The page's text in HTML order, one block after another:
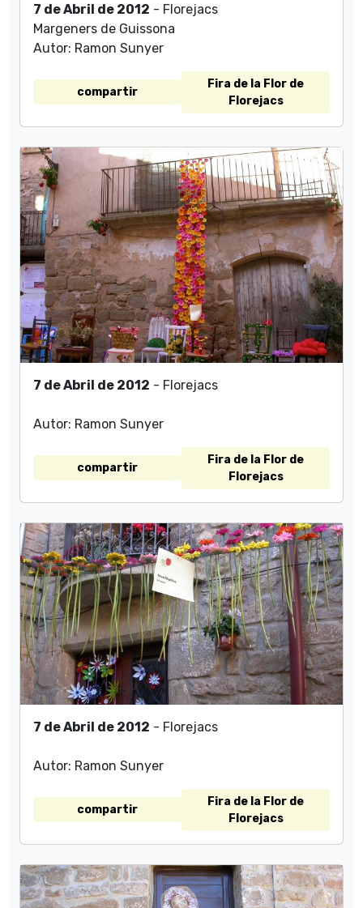
7 de Abril de 2012 - Florejacs
Margeners de Guissona
Autor: Ramon Sunyer
compartir
Fira de la Flor de
Florejacs
7 de Abril de 2012 - Florejacs
Autor: Ramon Sunyer
compartir
Fira de la Flor de
Florejacs
7 de Abril de 2012 - Florejacs
Autor: Ramon Sunyer
compartir
Fira de la Flor de
Florejacs